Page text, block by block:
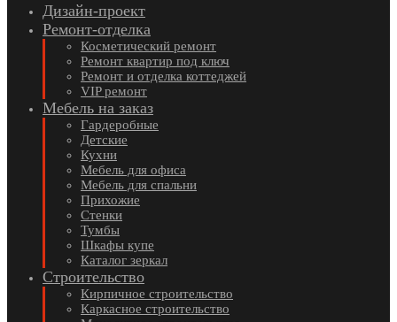
Дизайн-проект
Ремонт-отделка
Косметический ремонт
Ремонт квартир под ключ
Ремонт и отделка коттеджей
VIP ремонт
Мебель на заказ
Гардеробные
Детские
Кухни
Мебель для офиса
Мебель для спальни
Прихожие
Стенки
Тумбы
Шкафы купе
Каталог зеркал
Строительство
Кирпичное строительство
Каркасное строительство